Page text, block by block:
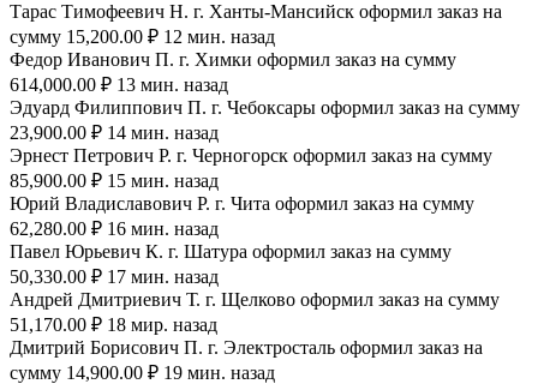
Тарас Тимофеевич Н. г. Ханты-Мансийск оформил заказ на
сумму 15,200.00 ₽ 12 мин. назад
Федор Иванович П. г. Химки оформил заказ на сумму
614,000.00 ₽ 13 мин. назад
Эдуард Филиппович П. г. Чебоксары оформил заказ на сумму
23,900.00 ₽ 14 мин. назад
Эрнест Петрович Р. г. Черногорск оформил заказ на сумму
85,900.00 ₽ 15 мин. назад
Юрий Владиславович Р. г. Чита оформил заказ на сумму
62,280.00 ₽ 16 мин. назад
Павел Юрьевич К. г. Шатура оформил заказ на сумму
50,330.00 ₽ 17 мин. назад
Андрей Дмитриевич Т. г. Щелково оформил заказ на сумму
51,170.00 ₽ 18 мир. назад
Дмитрий Борисович П. г. Электросталь оформил заказ на
сумму 14,900.00 ₽ 19 мин. назад